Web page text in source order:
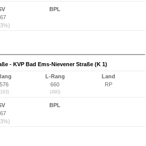
BPL
- KVP Bad Ems-Nievener Straße (K 1)
L-Rang
660
(490)
Land
RP
BPL